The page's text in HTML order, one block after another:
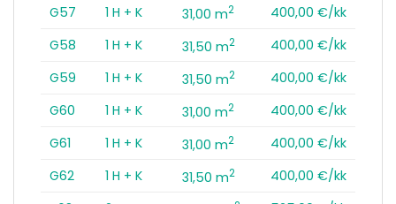
G57
1 H + K 31,00 m2
400,00 €/kk
G58
1 H + K 31,50 m2
400,00 €/kk
G59
1 H + K 31,50 m2
400,00 €/kk
G60
1 H + K 31,00 m2
400,00 €/kk
G61
1 H + K 31,00 m2
400,00 €/kk
G62
1 H + K 31,50 m2
400,00 €/kk